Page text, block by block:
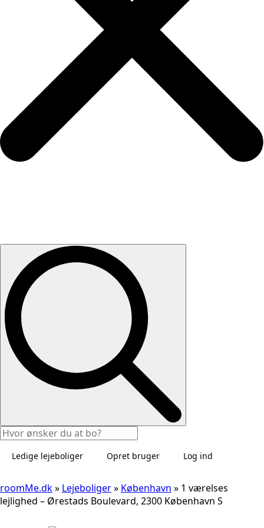
Ledige lejeboliger Opret bruger Log ind
roomMe.dk» Lejeboliger» København » 1 værelses
lejlighed – Ørestads Boulevard, 2300 København S